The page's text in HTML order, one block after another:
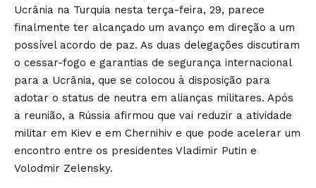
Ucrânia na Turquia nesta terça-feira, 29, parece
finalmente ter alcançado um avanço em direção a um
possível acordo de paz. As duas delegações discutiram
o cessar-fogo e garantias de segurança internacional
para a Ucrânia, que se colocou à disposição para
adotar o status de neutra em alianças militares. Após
a reunião, a Rússia afirmou que vai reduzir a atividade
militar em Kiev e em Chernihiv e que pode acelerar um
encontro entre os presidentes Vladimir Putin e
Volodmir Zelensky.